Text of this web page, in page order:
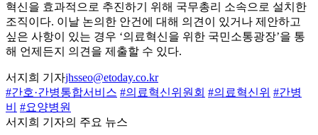
혁신을 효과적으로 추진하기 위해 국무총리 소속으로 설치한
조직이다. 이날 논의한 안건에 대해 의견이 있거나 제안하고
싶은 사항이 있는 경우 ‘의료혁신을 위한 국민소통광장’을 통
해 언제든지 의견을 제출할 수 있다.
서지희 기자jhsseo@etoday.co.kr
#간호·간병통합서비스 #의료혁신위원회 #의료혁신위 #간병
비
#요양병원
서지희 기자의 주요 뉴스